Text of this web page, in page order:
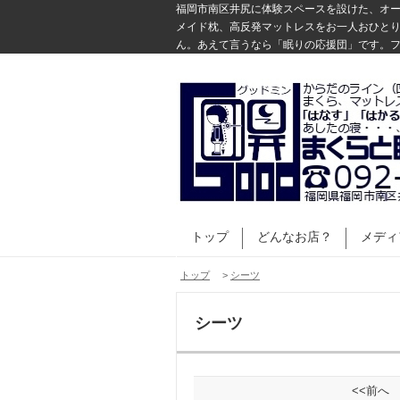
福岡市南区井尻に体験スペースを設けた、オ
メイド枕、高反発マットレスをお一人おひと
ん。あえて言うなら「眠りの応援団」です。
トップ どんなお店？ メデ
トップ > シーツ
シーツ
<<前へ